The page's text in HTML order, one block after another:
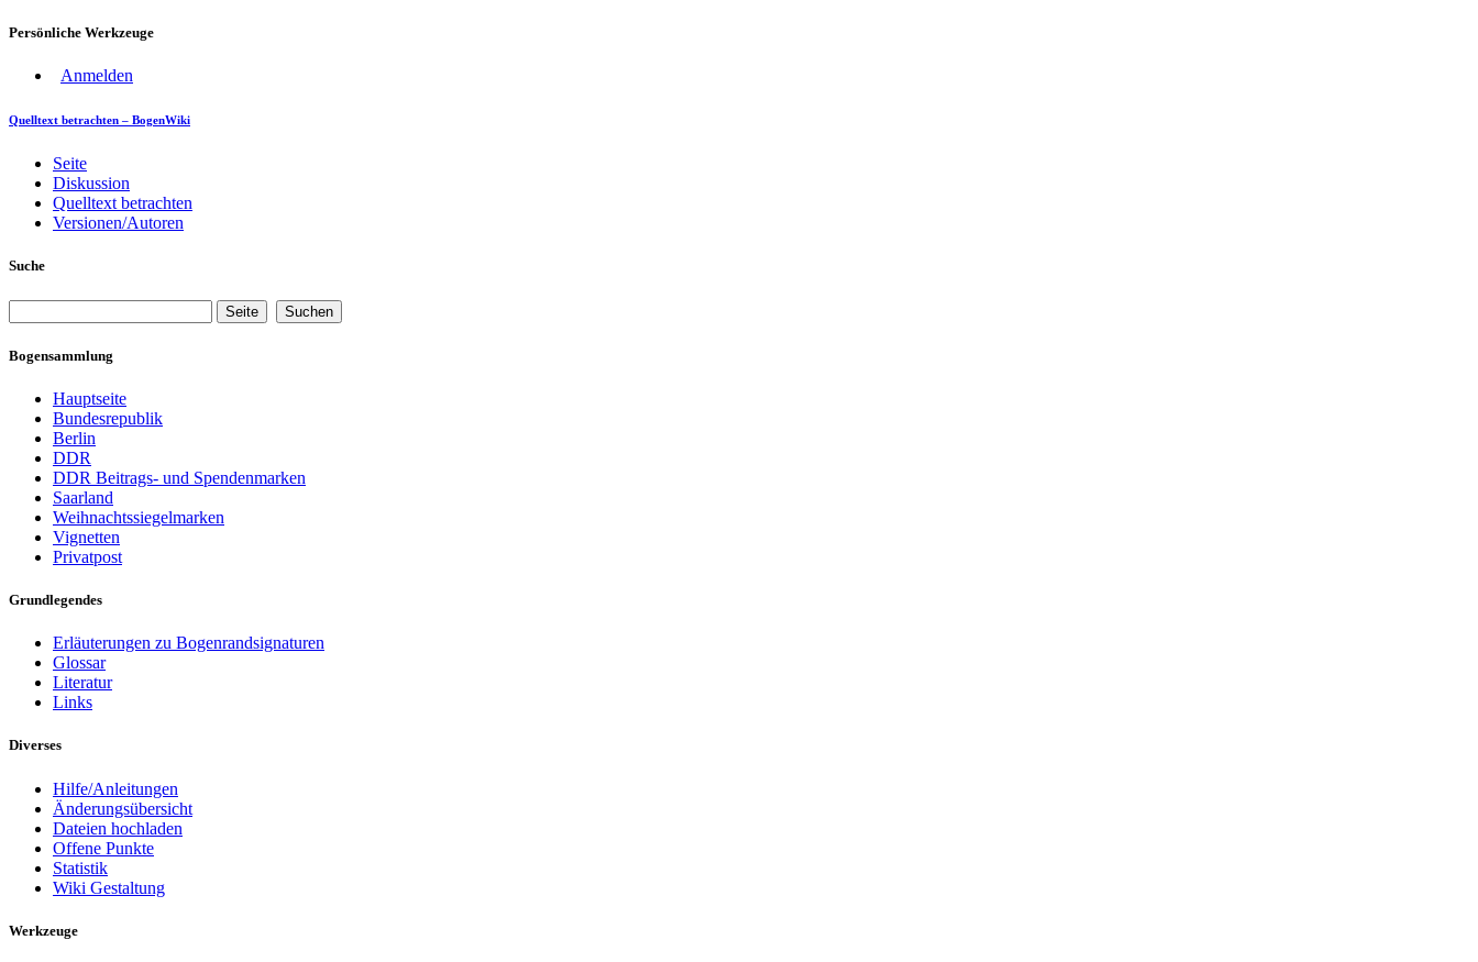
Persönliche Werkzeuge
Anmelden
Quelltext betrachten – BogenWiki
Seite
Diskussion
Quelltext betrachten
Versionen/Autoren
Suche
Bogensammlung
Hauptseite
Bundesrepublik
Berlin
DDR
DDR Beitrags- und Spendenmarken
Saarland
Weihnachtssiegelmarken
Vignetten
Privatpost
Grundlegendes
Erläuterungen zu Bogenrandsignaturen
Glossar
Literatur
Links
Diverses
Hilfe/Anleitungen
Änderungsübersicht
Dateien hochladen
Offene Punkte
Statistik
Wiki Gestaltung
Werkzeuge